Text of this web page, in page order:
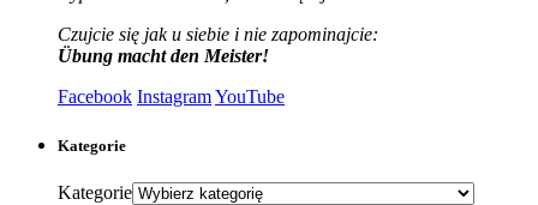
Czujcie się jak u siebie i nie zapominajcie:
Übung macht den Meister!
Facebook InstagramYouTube
Kategorie
Kategorie